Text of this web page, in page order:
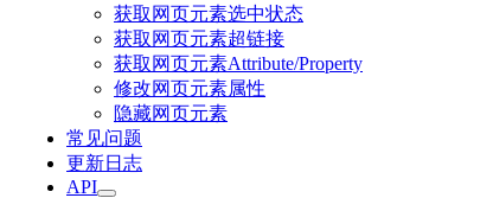
获取网页元素选中状态
获取网页元素超链接
获取网页元素Attribute/Property
修改网页元素属性
隐藏网页元素
常见问题
更新日志
API